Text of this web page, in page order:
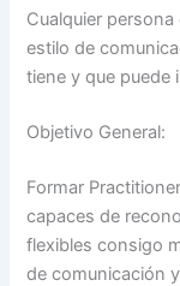
Cualquier
estilo de
tiene y que puede
Objetivo General:
Formar
capaces de
flexibles consigo
de comunicación